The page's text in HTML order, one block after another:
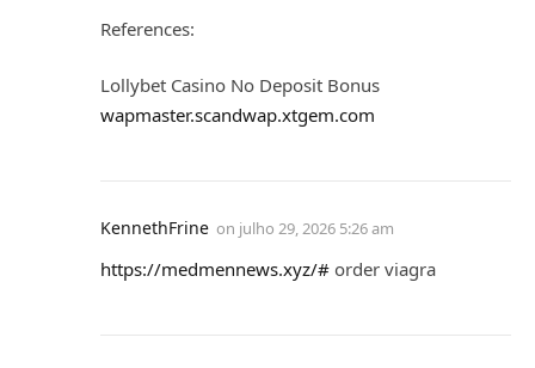
References:
Lollybet Casino No Deposit Bonus
wapmaster.scandwap.xtgem.com
KennethFrine on julho 29, 2026 5:26 am
https://medmennews.xyz/# order viagra